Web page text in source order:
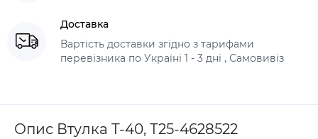
Доставка
Вартість доставки згідно з тарифами
перевізника по Україні 1 - 3 дні , Самовивіз
Опис Втулка Т-40, Т25-4628522